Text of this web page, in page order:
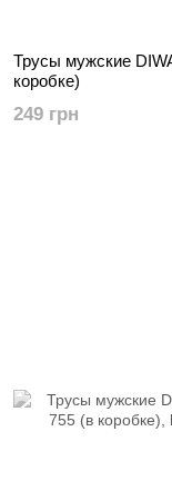
Трусы мужские
коробке)
249 грн